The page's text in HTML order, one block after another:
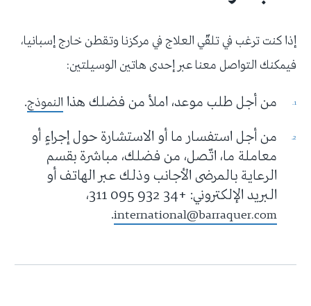
إذا كنت ترغب في تلقّي العلاج في مركزنا وتقطن خارج إسبانيا،
فيمكنك التواصل معنا عبر إحدى هاتين الوسيلتين:
من أجل طلب موعد، املأ من فضلك هذا النموذج.
من أجل استفسار ما أو الاستشارة حول إجراءٍ أو
معاملة ما، اتّصل، من فضلك، مباشرة بقسم
الرعاية بالمرضى الأجانب وذلك عبر الهاتف أو
البريد الإلكتروني: +34 932 095 311،
international@barraquer.com
.